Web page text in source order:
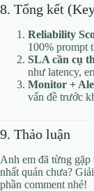
8. Tổng kết
Reliability
100% prompt
SLA cần cụ
như latency,
Monitor +
vấn đề trước
9. Thảo luận
Anh em đã từng
nhất quán chưa?
phần comment nhé!